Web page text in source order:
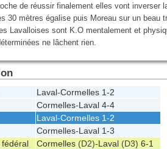
de réussir finalement elles vont inverser
30 mètres égalise puis Moreau sur un beau
Lavalloises sont K.O mentalement et
ne lâchent rien.
Laval-Cormelles 1-2
Cormelles-Laval 4-4
Laval-Cormelles 1-2
Cormelles-Laval 1-3
fédéral Cormelles (D2)-Laval (D3) 6-1